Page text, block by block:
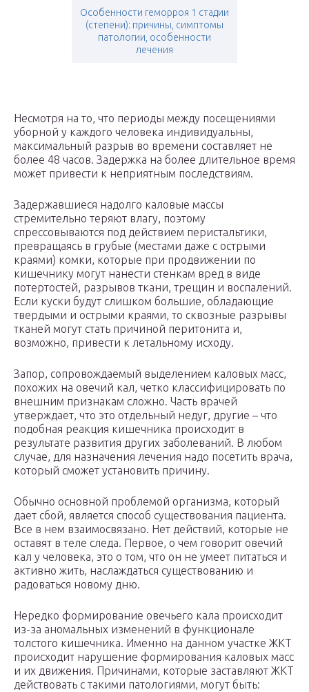
Особенности геморроя 1 стадии
(степени): причины, симптомы
патологии, особенности
лечения
Несмотря на то, что периоды между посещениями
уборной у каждого человека индивидуальны,
максимальный разрыв во времени составляет не
более 48 часов. Задержка на более длительное время
может привести к неприятным последствиям.
Задержавшиеся надолго каловые массы
стремительно теряют влагу, поэтому
спрессовываются под действием перистальтики,
превращаясь в грубые (местами даже с острыми
краями) комки, которые при продвижении по
кишечнику могут нанести стенкам вред в виде
потертостей, разрывов ткани, трещин и воспалений.
Если куски будут слишком большие, обладающие
твердыми и острыми краями, то сквозные разрывы
тканей могут стать причиной перитонита и,
возможно, привести к летальному исходу.
Запор, сопровождаемый выделением каловых масс,
похожих на овечий кал, четко классифицировать по
внешним признакам сложно. Часть врачей
утверждает, что это отдельный недуг, другие – что
подобная реакция кишечника происходит в
результате развития других заболеваний. В любом
случае, для назначения лечения надо посетить врача,
который сможет установить причину.
Обычно основной проблемой организма, который
дает сбой, является способ существования пациента.
Все в нем взаимосвязано. Нет действий, которые не
оставят в теле следа. Первое, о чем говорит овечий
кал у человека, это о том, что он не умеет питаться и
активно жить, наслаждаться существованию и
радоваться новому дню.
Нередко формирование овечьего кала происходит
из-за аномальных изменений в функционале
толстого кишечника. Именно на данном участке ЖКТ
происходит нарушение формирования каловых масс
и их движения. Причинами, которые заставляют ЖКТ
действовать с такими патологиями, могут быть: